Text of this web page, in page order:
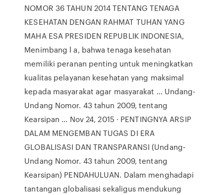
NOMOR 36 TAHUN 2014 TENTANG TENAGA
KESEHATAN DENGAN RAHMAT TUHAN YANG
MAHA ESA PRESIDEN REPUBLIK INDONESIA,
Menimbang l a, bahwa tenaga kesehatan
memiliki peranan penting untuk meningkatkan
kualitas pelayanan kesehatan yang maksimal
kepada masyarakat agar masyarakat … Undang-
Undang Nomor. 43 tahun 2009, tentang
Kearsipan ... Nov 24, 2015 · PENTINGNYA ARSIP
DALAM MENGEMBAN TUGAS DI ERA
GLOBALISASI DAN TRANSPARANSI (Undang-
Undang Nomor. 43 tahun 2009, tentang
Kearsipan) PENDAHULUAN. Dalam menghadapi
tantangan globalisasi sekaligus mendukung